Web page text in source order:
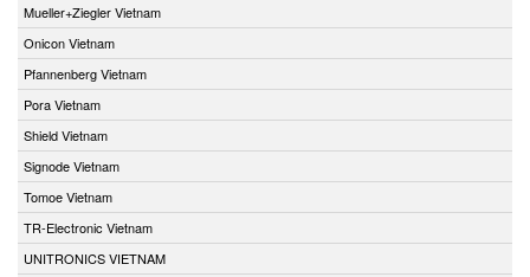
Mueller+Ziegler Vietnam
Onicon Vietnam
Pfannenberg Vietnam
Pora Vietnam
Shield Vietnam
Signode Vietnam
Tomoe Vietnam
TR-Electronic Vietnam
UNITRONICS VIETNAM